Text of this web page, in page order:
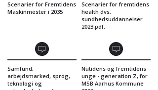
Scenarier for Fremtidens
Maskinmester i 2035
Scenarier for fremtidens
health dvs.
sundhedsuddannelser
2023.pdf.
Samfund,
arbejdsmarked, sprog,
teknologi og
Nutidens og fremtidens
unge - generation Z, for
MSB Aarhus Kommune